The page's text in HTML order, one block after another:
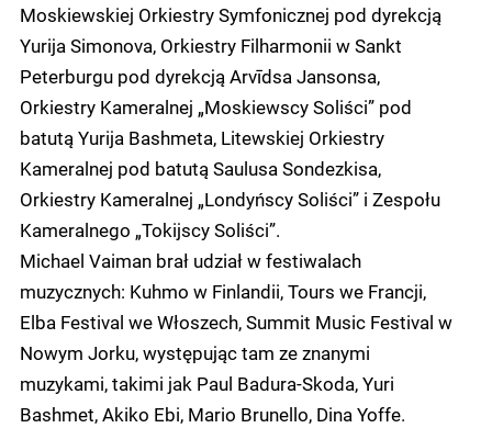
Moskiewskiej Orkiestry Symfonicznej pod dyrekcją
Yurija Simonova, Orkiestry Filharmonii w Sankt
Peterburgu pod dyrekcją Arvīdsa Jansonsa,
Orkiestry Kameralnej „Moskiewscy Soliści” pod
batutą Yurija Bashmeta, Litewskiej Orkiestry
Kameralnej pod batutą Saulusa Sondezkisa,
Orkiestry Kameralnej „Londyńscy Soliści” i Zespołu
Kameralnego „Tokijscy Soliści”.
Michael Vaiman brał udział w festiwalach
muzycznych: Kuhmo w Finlandii, Tours we Francji,
Elba Festival we Włoszech, Summit Music Festival w
Nowym Jorku, występując tam ze znanymi
muzykami, takimi jak Paul Badura-Skoda, Yuri
Bashmet, Akiko Ebi, Mario Brunello, Dina Yoffe.